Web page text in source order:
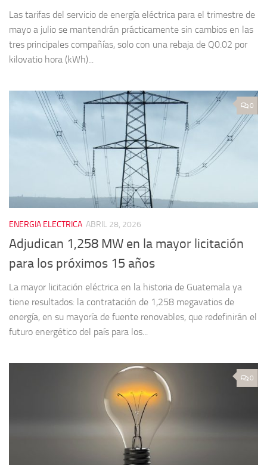
Las tarifas del servicio de energía eléctrica para el trimestre de
mayo a julio se mantendrán prácticamente sin cambios en las
tres principales compañías, solo con una rebaja de Q0.02 por
kilovatio hora (kWh)...
0
ENERGIA ELECTRICA ABRIL 28, 2026
Adjudican 1,258 MW en la mayor licitación
para los próximos 15 años
La mayor licitación eléctrica en la historia de Guatemala ya
tiene resultados: la contratación de 1,258 megavatios de
energía, en su mayoría de fuente renovables, que redefinirán el
futuro energético del país para los...
0